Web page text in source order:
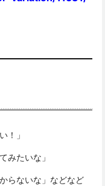
！」
みたいな」
らないな」などなど